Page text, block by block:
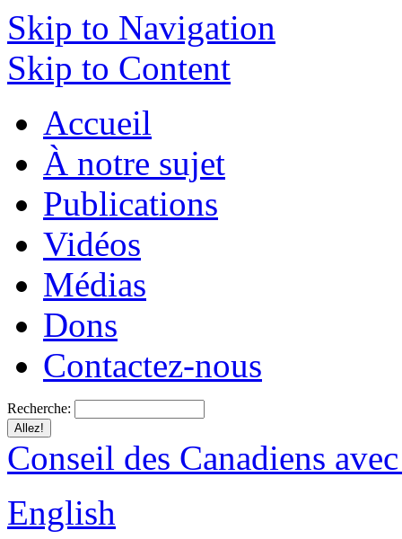
Skip to Navigation
Skip to Content
Accueil
À notre sujet
Publications
Vidéos
Médias
Dons
Contactez-nous
Recherche:
Conseil des Canadiens
English